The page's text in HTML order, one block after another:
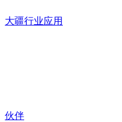
大疆行业应用
伙伴